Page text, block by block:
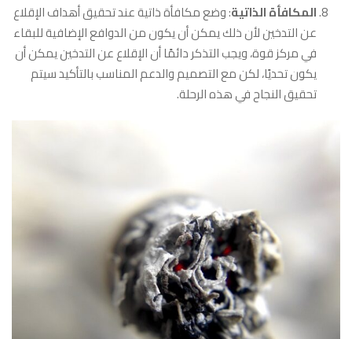
المكافأة الذاتية: وضع مكافأة ذاتية عند تحقيق أهداف الإقلاع
عن التدخين لأن ذلك يمكن أن يكون من الدوافع الإضافية للبقاء
في مركز قوة، ويجب التذكر دائمًا أن الإقلاع عن التدخين يمكن أن
يكون تحديًا، لكن مع التصميم والدعم المناسب بالتأكيد سيتم
تحقيق النجاح في هذه الرحلة.